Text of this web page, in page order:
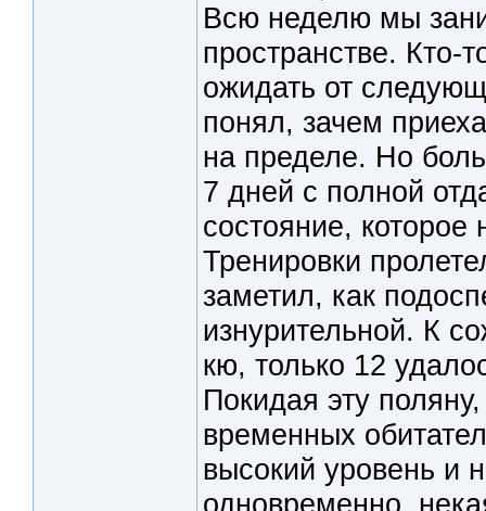
Всю неделю мы
пространстве. Кто-
ожидать от
понял, зачем
на пределе. Но
7 дней с полной
состояние,
Тренировки
заметил, как
изнурительной. К
кю, только 12
Покидая эту
временных
высокий уровень и
одновременно,